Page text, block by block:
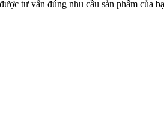
tư vấn đúng nhu cầu sản phẩm của